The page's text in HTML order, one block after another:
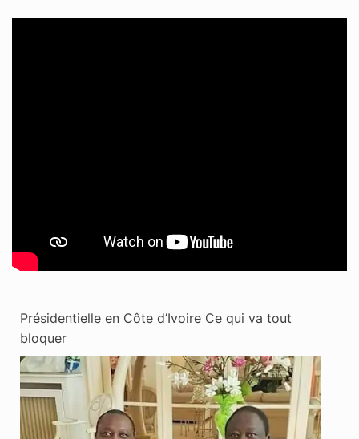
Présidentielle en Côte d’Ivoire Ce qui va tout
bloquer